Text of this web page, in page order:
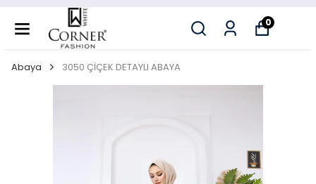
0
Abaya 3050 ÇİÇEK DETAYLI ABAYA